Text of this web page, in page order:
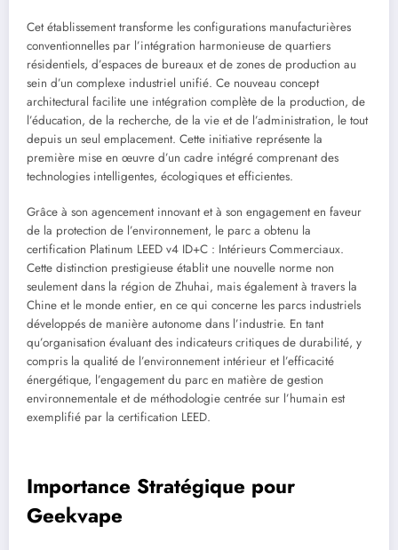
Cet établissement transforme les configurations manufacturières
conventionnelles par l’intégration harmonieuse de quartiers
résidentiels, d’espaces de bureaux et de zones de production au
sein d’un complexe industriel unifié. Ce nouveau concept
architectural facilite une intégration complète de la production, de
l’éducation, de la recherche, de la vie et de l’administration, le tout
depuis un seul emplacement. Cette initiative représente la
première mise en œuvre d’un cadre intégré comprenant des
technologies intelligentes, écologiques et efficientes.
Grâce à son agencement innovant et à son engagement en faveur
de la protection de l’environnement, le parc a obtenu la
certification Platinum LEED v4 ID+C : Intérieurs Commerciaux.
Cette distinction prestigieuse établit une nouvelle norme non
seulement dans la région de Zhuhai, mais également à travers la
Chine et le monde entier, en ce qui concerne les parcs industriels
développés de manière autonome dans l’industrie. En tant
qu’organisation évaluant des indicateurs critiques de durabilité, y
compris la qualité de l’environnement intérieur et l’efficacité
énergétique, l’engagement du parc en matière de gestion
environnementale et de méthodologie centrée sur l’humain est
exemplifié par la certification LEED.
Importance Stratégique pour
Geekvape